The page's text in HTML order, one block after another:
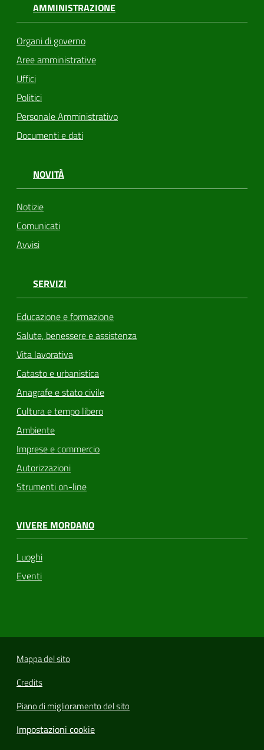
AMMINISTRAZIONE
Organi di governo
Aree amministrative
Uffici
Politici
Personale Amministrativo
Documenti e dati
NOVITÀ
Notizie
Comunicati
Avvisi
SERVIZI
Educazione e formazione
Salute, benessere e assistenza
Vita lavorativa
Catasto e urbanistica
Anagrafe e stato civile
Cultura e tempo libero
Ambiente
Imprese e commercio
Autorizzazioni
Strumenti on-line
VIVERE MORDANO
Luoghi
Eventi
Mappa del sito
Credits
Piano di miglioramento del sito
Impostazioni cookie